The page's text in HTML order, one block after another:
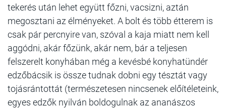
tekerés után lehet együtt főzni, vacsizni, aztán
megosztani az élményeket. A bolt és több étterem is
csak pár percnyire van, szóval a kaja miatt nem kell
aggódni, akár főzünk, akár nem, bár a teljesen
felszerelt konyhában még a kevésbé konyhatündér
edzőbácsik is össze tudnak dobni egy tésztát vagy
tojásrántottát (természetesen nincsenek előítéleteink,
egyes edzők nyilván boldogulnak az ananászos